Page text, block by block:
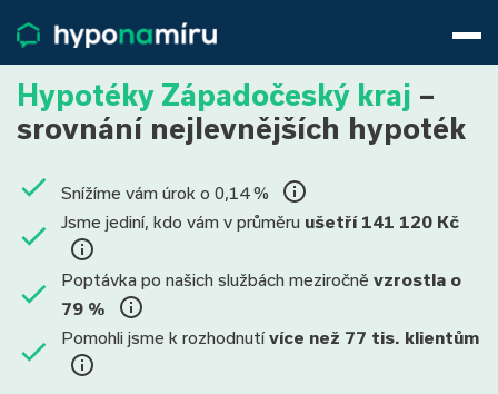
Životní pojištění
Pojištění nemovitosti
Články
800 688 388
9−16 hod.
Přihlásit
Hypotéky Západočeský kraj –
srovnání nejlevnějších hypoték
Snížíme vám úrok o 0,14 %
Jsme jediní, kdo vám v průměru ušetří 141 120 Kč
Poptávka po našich službách meziročně vzrostla o
79 %
Pomohli jsme k rozhodnutí více než 77 tis. klientům